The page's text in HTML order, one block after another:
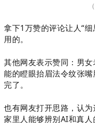
拿下1万赞的评论让人“细
用的。
其他网友表示赞同：男
能的瞪眼抬眉法令纹张
完了。
也有网友打开思路，认
家里人能够辨别AI和真人